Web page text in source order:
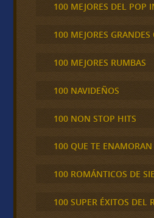
100 MEJORES DEL POP
100 MEJORES GRANDES
100 MEJORES RUMBAS
100 NAVIDEÑOS
100 NON STOP HITS
100 QUE TE
100 ROMÁNTICOS DE
100 SUPER ÉXITOS DEL